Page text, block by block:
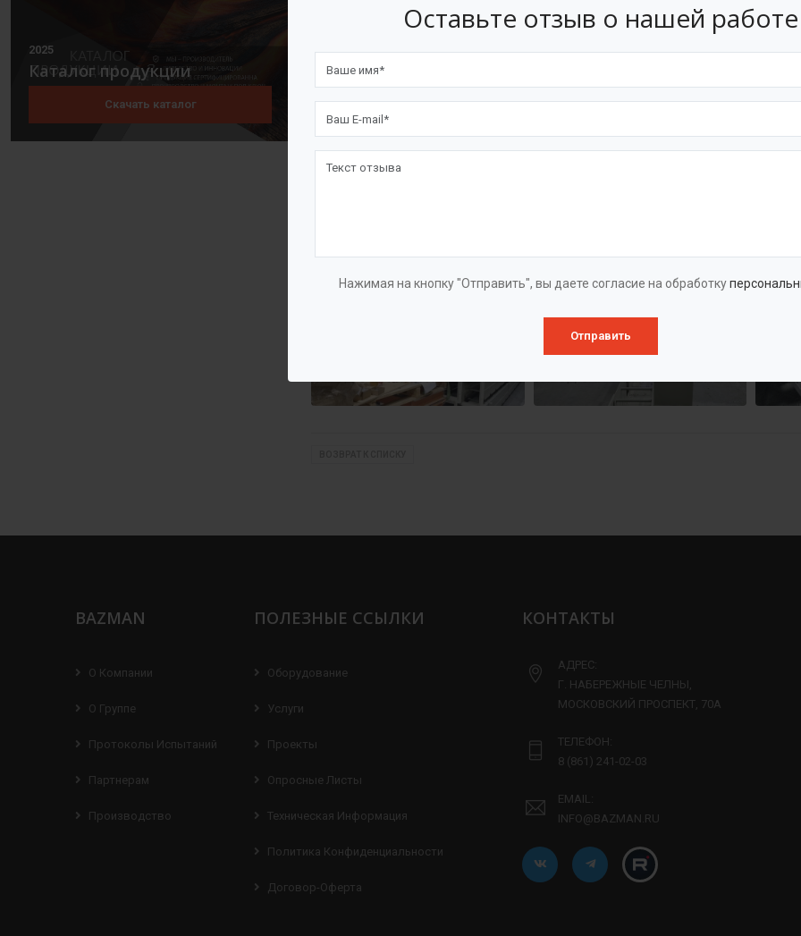
Оставьте отзыв о нашей работе
Нажимая на кнопку "Отправить", вы даете согласие на обработку
Отправить
2025
Каталог продукции
Скачать каталог
BAZMAN
О Компании
О Группе
Протоколы Испытаний
Партнерам
Производство
ПОЛЕЗНЫЕ ССЫЛКИ
Оборудование
Услуги
Проекты
Опросные Листы
Техническая Информация
Политика Конфиденциальности
Договор-Оферта
КОНТАКТЫ
АДРЕС:
Г. НАБЕРЕЖНЫЕ ЧЕЛНЫ,
МОСКОВСКИЙ ПРОСПЕКТ, 70А
ТЕЛЕФОН:
8 (861) 241-02-03
EMAIL:
INFO@BAZMAN.RU